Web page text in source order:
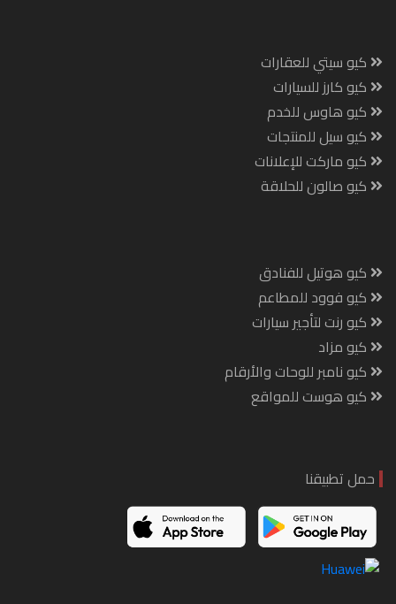
كيو سيتي للعقارات
كيو كارز للسيارات
كيو هاوس للخدم
كيو سيل للمنتجات
كيو ماركت للإعلانات
كيو صالون للحلاقة
كيو هوتيل للفنادق
كيو فوود للمطاعم
كيو رنت لتأجير سيارات
كيو مزاد
كيو نامبر للوحات والأرقام
كيو هوست للمواقع
حمل تطبيقنا